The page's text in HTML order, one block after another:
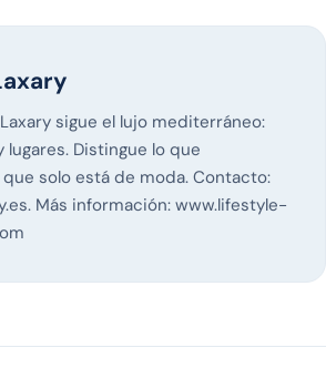
sigue el lujo mediterráneo:
Distingue lo que
solo está de moda. Contacto:
. Más información:www.lifestyle-